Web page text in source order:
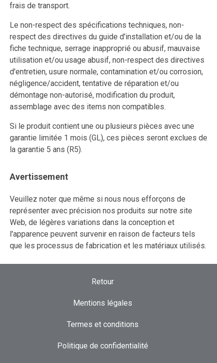
frais de transport.
Le non-respect des spécifications techniques, non-
respect des directives du guide d'installation et/ou de la
fiche technique, serrage inapproprié ou abusif, mauvaise
utilisation et/ou usage abusif, non-respect des directives
d'entretien, usure normale, contamination et/ou corrosion,
négligence/accident, tentative de réparation et/ou
démontage non-autorisé, modification du produit,
assemblage avec des items non compatibles.
Si le produit contient une ou plusieurs pièces avec une
garantie limitée 1 mois (GL), ces pièces seront exclues de
la garantie 5 ans (R5).
Avertissement
Veuillez noter que même si nous nous efforçons de
représenter avec précision nos produits sur notre site
Web, de légères variations dans la conception et
l'apparence peuvent survenir en raison de facteurs tels
que les processus de fabrication et les matériaux utilisés.
Retour
Mentions légales
Termes et conditions
Politique de confidentialité